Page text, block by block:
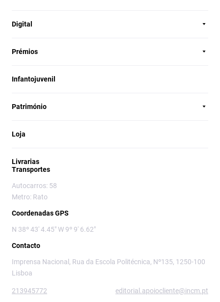
Digital
Prémios
Infantojuvenil
Património
Loja
Livrarias
Transportes
Autocarros: 58
Metro: Rato
Coordenadas GPS
N 38º 43' 4.45" W 9º 9' 6.62"
Contacto
Imprensa Nacional, Rua da Escola Politécnica, Nº135, 1250-100
Lisboa
213945772 editorial.apoiocliente@incm.pt